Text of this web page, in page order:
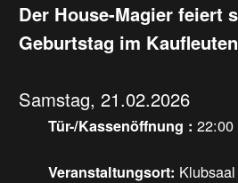
Der House-Magier feiert
Geburtstag im Kaufleuten
Samstag, 21.02.2026
Tür-/Kassenöffnung : 22:00
Veranstaltungsort: Klubsaal